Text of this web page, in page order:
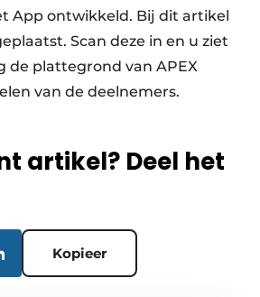
App ontwikkeld. Bij dit artikel
Scan deze in en u ziet
de plattegrond van APEX
van de deelnemers.
artikel? Deel het
Kopieer